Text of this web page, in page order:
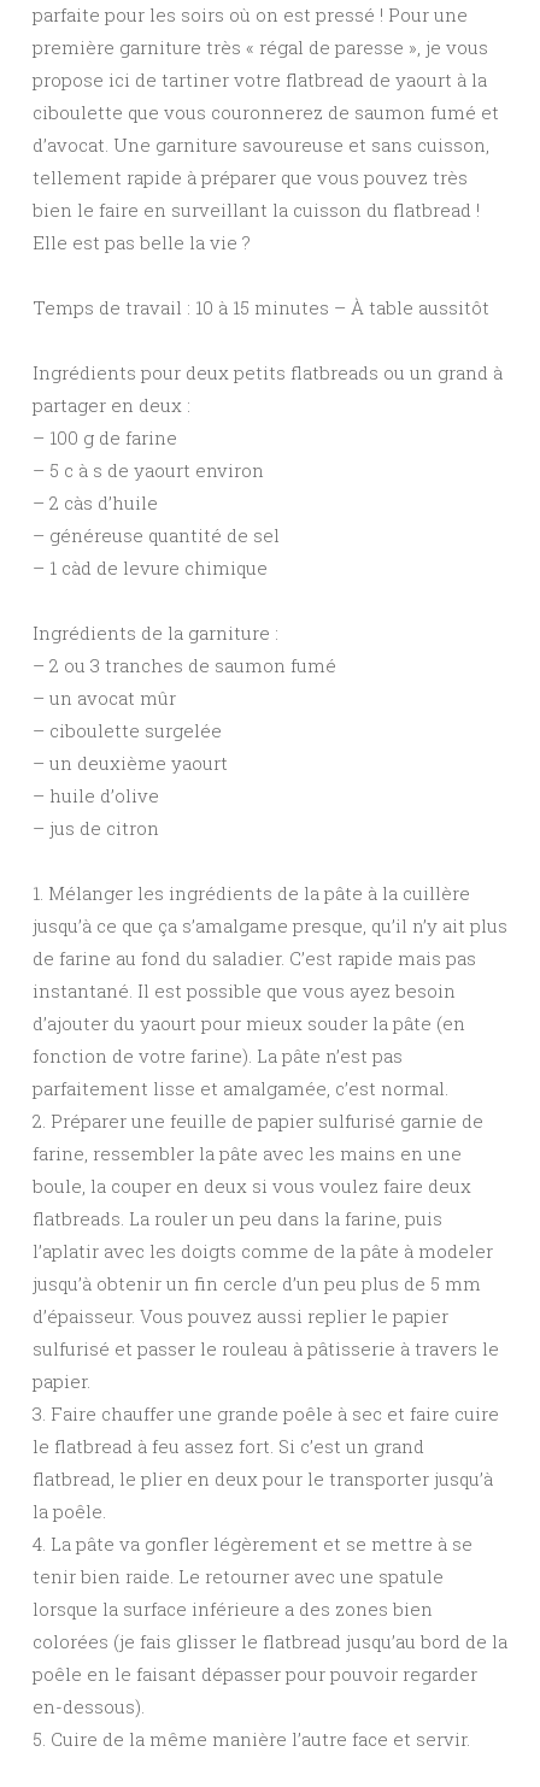
parfaite pour les soirs où on est pressé ! Pour une
première garniture très « régal de paresse », je vous
propose ici de tartiner votre flatbread de yaourt à la
ciboulette que vous couronnerez de saumon fumé et
d’avocat. Une garniture savoureuse et sans cuisson,
tellement rapide à préparer que vous pouvez très
bien le faire en surveillant la cuisson du flatbread !
Elle est pas belle la vie ?
Temps de travail : 10 à 15 minutes – À table aussitôt
Ingrédients pour deux petits flatbreads ou un grand à
partager en deux :
– 100 g de farine
– 5 c à s de yaourt environ
– 2 càs d’huile
– généreuse quantité de sel
– 1 càd de levure chimique
Ingrédients de la garniture :
– 2 ou 3 tranches de saumon fumé
– un avocat mûr
– ciboulette surgelée
– un deuxième yaourt
– huile d’olive
– jus de citron
1. Mélanger les ingrédients de la pâte à la cuillère
jusqu’à ce que ça s’amalgame presque, qu’il n’y ait plus
de farine au fond du saladier. C’est rapide mais pas
instantané. Il est possible que vous ayez besoin
d’ajouter du yaourt pour mieux souder la pâte (en
fonction de votre farine). La pâte n’est pas
parfaitement lisse et amalgamée, c’est normal.
2. Préparer une feuille de papier sulfurisé garnie de
farine, ressembler la pâte avec les mains en une
boule, la couper en deux si vous voulez faire deux
flatbreads. La rouler un peu dans la farine, puis
l’aplatir avec les doigts comme de la pâte à modeler
jusqu’à obtenir un fin cercle d’un peu plus de 5 mm
d’épaisseur. Vous pouvez aussi replier le papier
sulfurisé et passer le rouleau à pâtisserie à travers le
papier.
3. Faire chauffer une grande poêle à sec et faire cuire
le flatbread à feu assez fort. Si c’est un grand
flatbread, le plier en deux pour le transporter jusqu’à
la poêle.
4. La pâte va gonfler légèrement et se mettre à se
tenir bien raide. Le retourner avec une spatule
lorsque la surface inférieure a des zones bien
colorées (je fais glisser le flatbread jusqu’au bord de la
poêle en le faisant dépasser pour pouvoir regarder
en-dessous).
5. Cuire de la même manière l’autre face et servir.